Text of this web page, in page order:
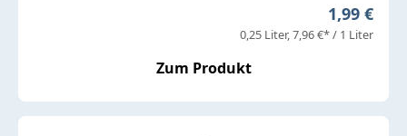
Regulärer
1,99 €
0,25 Liter 7,96 €* / 1 Liter
Zum Produkt